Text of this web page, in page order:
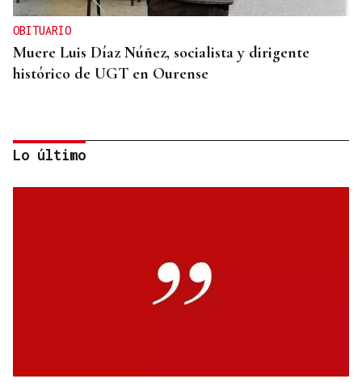
OBITUARIO
Muere Luis Díaz Núñez, socialista y dirigente
histórico de UGT en Ourense
Lo último